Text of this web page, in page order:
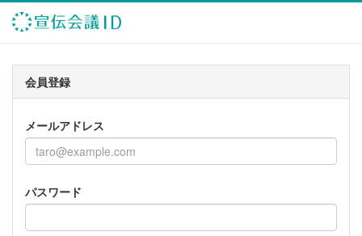
会員登録
メールアドレス
パスワード